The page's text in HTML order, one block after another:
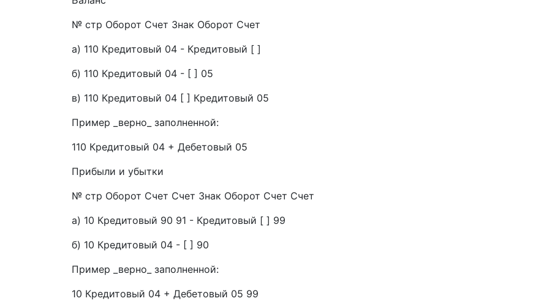
№ стр Оборот Счет Знак Оборот Счет
а) 110 Кредитовый 04 - Кредитовый [ ]
б) 110 Кредитовый 04 - [ ] 05
в) 110 Кредитовый 04 [ ] Кредитовый 05
Пример _верно_ заполненной:
110 Кредитовый 04 + Дебетовый 05
Прибыли и убытки
№ стр Оборот Счет Счет Знак Оборот Счет Счет
а) 10 Кредитовый 90 91 - Кредитовый [ ] 99
б) 10 Кредитовый 04 - [ ] 90
Пример _верно_ заполненной:
10 Кредитовый 04 + Дебетовый 05 99